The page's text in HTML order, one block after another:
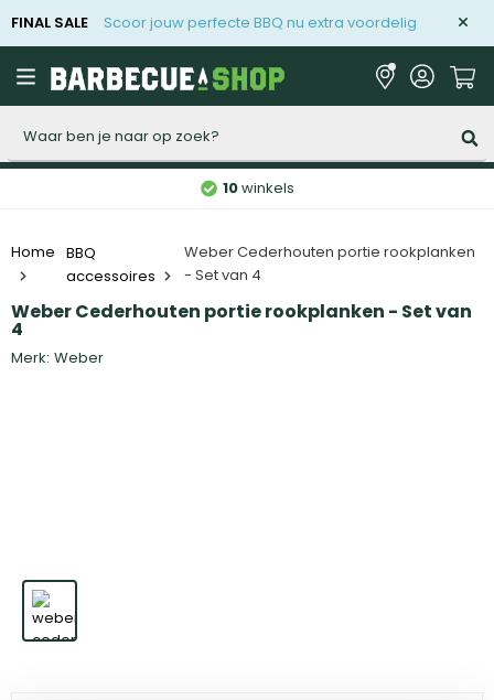
FINAL SALE Scoor jouw perfecte BBQ nu extra voordelig
10winkels
Home BBQ
accessoires
Weber Cederhouten portie rookplanken
- Set van 4
Weber Cederhouten portie rookplanken - Set van
4
Merk: Weber